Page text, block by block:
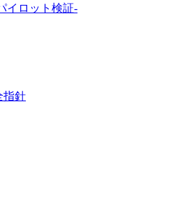
イロット検証-
指針